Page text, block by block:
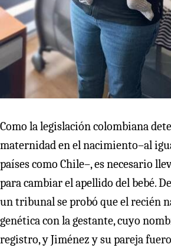
Como la legislación colombiana
maternidad en el nacimiento–al
países como Chile–, es necesario
para cambiar el apellido del bebé.
un tribunal se probó que el recién
genética con la gestante, cuyo
registro, y Jiménez y su pareja